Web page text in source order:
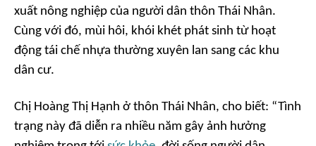
xuất nông nghiệp của người dân thôn Thái Nhân.
Cùng với đó, mùi hôi, khói khét phát sinh từ hoạt
động tái chế nhựa thường xuyên lan sang các khu
dân cư.
Chị Hoàng Thị Hạnh ở thôn Thái Nhân, cho biết: “Tình
trạng này đã diễn ra nhiều năm gây ảnh hưởng